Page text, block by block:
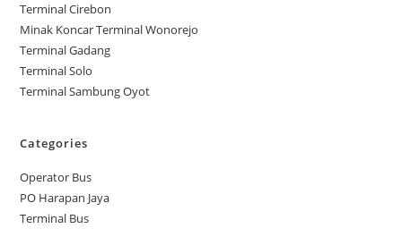
Terminal Cirebon
Minak Koncar Terminal Wonorejo
Terminal Gadang
Terminal Solo
Terminal Sambung Oyot
Categories
Operator Bus
PO Harapan Jaya
Terminal Bus